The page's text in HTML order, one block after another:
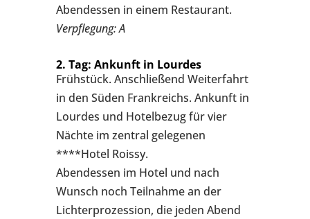
Abendessen in einem Restaurant.
Verpflegung: A
2. Tag: Ankunft in Lourdes
Frühstück. Anschließend Weiterfahrt
in den Süden Frankreichs. Ankunft in
Lourdes und Hotelbezug für vier
Nächte im zentral gelegenen
****Hotel Roissy.
Abendessen im Hotel und nach
Wunsch noch Teilnahme an der
Lichterprozession, die jeden Abend